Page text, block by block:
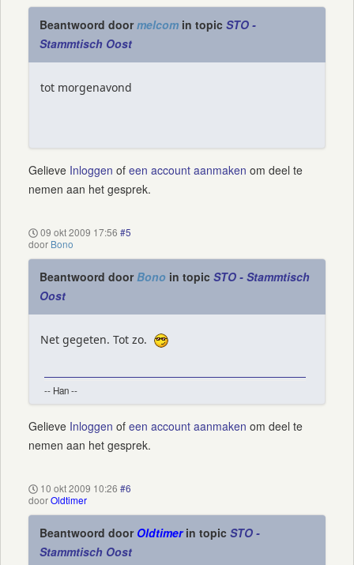
Beantwoord doormelcom in topic STO -
Stammtisch Oost
tot morgenavond
Gelieve Inloggen of een account aanmaken om deel te
nemen aan het gesprek.
09 okt 2009 17:56 #5
door Bono
Beantwoord doorBono in topic STO - Stammtisch
Oost
Net gegeten. Tot zo.
-- Han --
Gelieve Inloggen of een account aanmaken om deel te
nemen aan het gesprek.
10 okt 2009 10:26 #6
doorOldtimer
Beantwoord door Oldtimerin topic STO -
Stammtisch Oost